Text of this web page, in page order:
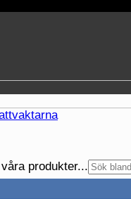
produkter...